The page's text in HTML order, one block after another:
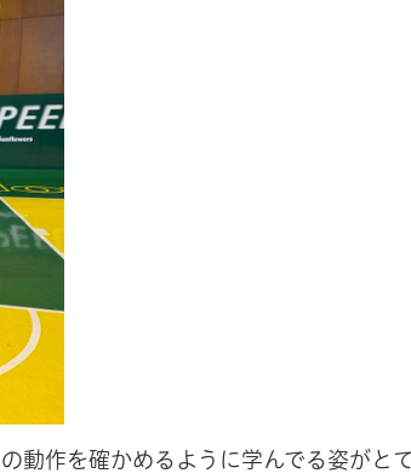
動作を確かめるように学んでる姿がと